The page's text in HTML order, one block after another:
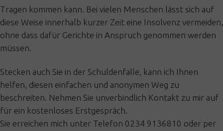
Tragen kommen kann. Bei vielen Menschen lässt sich auf
diese Weise innerhalb kurzer Zeit eine Insolvenz vermeiden,
ohne dass dafür Gerichte in Anspruch genommen werden
müssen.
Stecken auch Sie in der Schuldenfalle, kann ich Ihnen
helfen, diesen einfachen und anonymen Weg zu
beschreiten. Nehmen Sie unverbindlich Kontakt zu mir auf
für ein kostenloses Erstgespräch.
Sie erreichen mich unter Telefon 0234 9136810 oder per